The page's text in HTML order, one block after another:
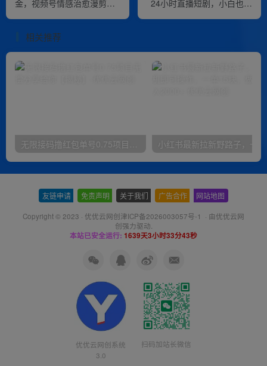
金，视频号情感治愈漫剪，
24小时直播短剧，小白也能
相关推荐
无限接码撸红包单号0.75项目无偿分享给你【揭秘】
友链申请 免责声明 关于我们 广告合作 网站地图
Copyright © 2023 · 优优云网创津ICP备2026003057号-1 · 由优优云网
创强力驱动.
本站已安全运行: 1639天3小时33分43秒
优优云网创系统
3.0
扫码加站长微信